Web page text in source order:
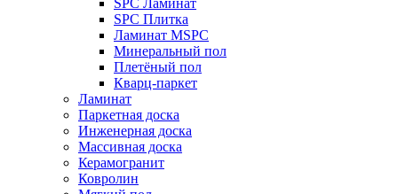
SPC Ламинат
SPC Плитка
Ламинат MSPC
Минеральный пол
Плетёный пол
Кварц-паркет
Ламинат
Паркетная доска
Инженерная доска
Массивная доска
Керамогранит
Ковролин